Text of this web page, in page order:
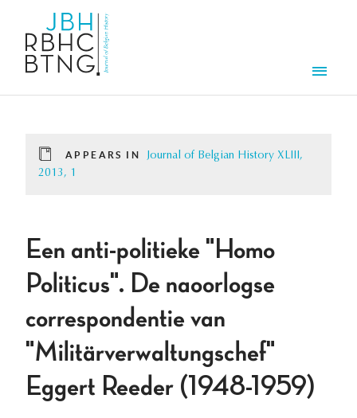
APPEARS IN
Journal of Belgian History XLIII,
2013, 1
Een anti-politieke "Homo
Politicus". De naoorlogse
correspondentie van
"Militärverwaltungschef"
Eggert Reeder (1948-1959)